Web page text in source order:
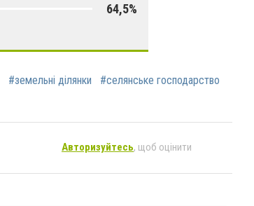
64,5%
#земельні ділянки
#селянське господарство
Авторизуйтесь, щоб оцінити